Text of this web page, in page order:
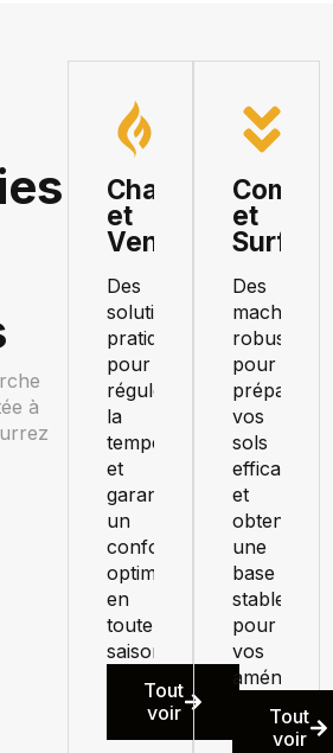
à
Chauffage
et
Ventilation
Des
solutions
pratiques
pour
réguler
la
température
et
garantir
un
confort
optimal
en
toute
saison.
Tout
voir
et
Des
machines
robustes
pour
préparer
vos
sols
et
obtenir
une
base
stable
pour
vos
Tout
voir